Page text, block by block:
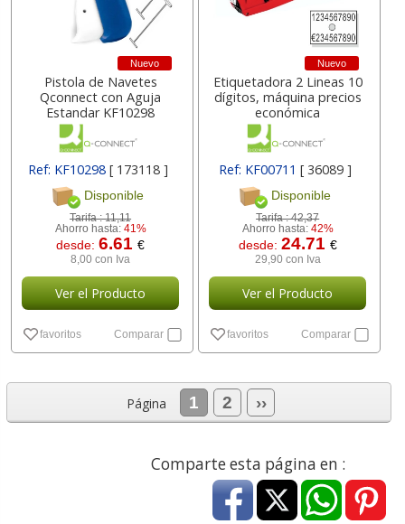
Nuevo
Pistola de Navetes
Qconnect con Aguja
Estandar KF10298
Ref: KF10298 [ 173118 ]
Disponible
Tarifa :11,11
Ahorro hasta: 41%
desde:6.61€
8,00 con Iva
Ver el Producto
favoritos Comparar
Nuevo
Etiquetadora 2 Lineas 10
dígitos, máquina precios
económica
Ref: KF00711 [ 36089 ]
Disponible
Tarifa :42,37
Ahorro hasta: 42%
desde: 24.71 €
29,90 con Iva
Ver el Producto
favoritos Comparar
Página 1 2 ››
Comparte esta página en :